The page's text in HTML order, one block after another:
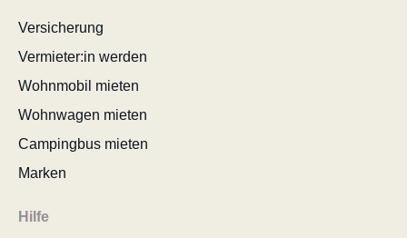
Versicherung
Vermieter:in werden
Wohnmobil mieten
Wohnwagen mieten
Campingbus mieten
Marken
Hilfe